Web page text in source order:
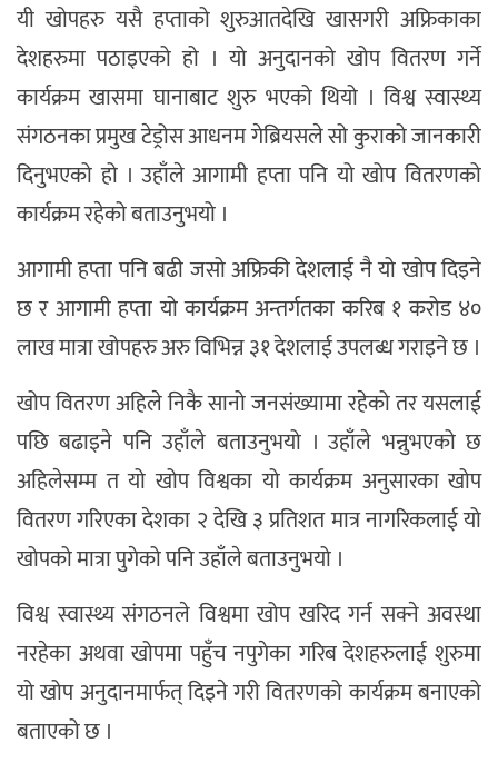
यी खोपहरु यसै हप्ताको शुरुआतदेखि खासगरी अफ्रिकाका
देशहरुमा पठाइएको हो । यो अनुदानको खोप वितरण गर्ने
कार्यक्रम खासमा घानाबाट शुरु भएको थियो । विश्व स्वास्थ्य
संगठनका प्रमुख टेड्रोस आधनम गेब्रियसले सो कुराको जानकारी
दिनुभएको हो । उहाँले आगामी हप्ता पनि यो खोप वितरणको
कार्यक्रम रहेको बताउनुभयो ।
आगामी हप्ता पनि बढी जसो अफ्रिकी देशलाई नै यो खोप दिइने
छ र आगामी हप्ता यो कार्यक्रम अन्तर्गतका करिब १ करोड ४०
लाख मात्रा खोपहरु अरु विभिन्न ३१ देशलाई उपलब्ध गराइने छ ।
खोप वितरण अहिले निकै सानो जनसंख्यामा रहेको तर यसलाई
पछि बढाइने पनि उहाँले बताउनुभयो । उहाँले भन्नुभएको छ
अहिलेसम्म त यो खोप विश्वका यो कार्यक्रम अनुसारका खोप
वितरण गरिएका देशका २ देखि ३ प्रतिशत मात्र नागरिकलाई यो
खोपको मात्रा पुगेको पनि उहाँले बताउनुभयो ।
विश्व स्वास्थ्य संगठनले विश्वमा खोप खरिद गर्न सक्ने अवस्था
नरहेका अथवा खोपमा पहुँच नपुगेका गरिब देशहरुलाई शुरुमा
यो खोप अनुदानमार्फत् दिइने गरी वितरणको कार्यक्रम बनाएको
बताएको छ ।